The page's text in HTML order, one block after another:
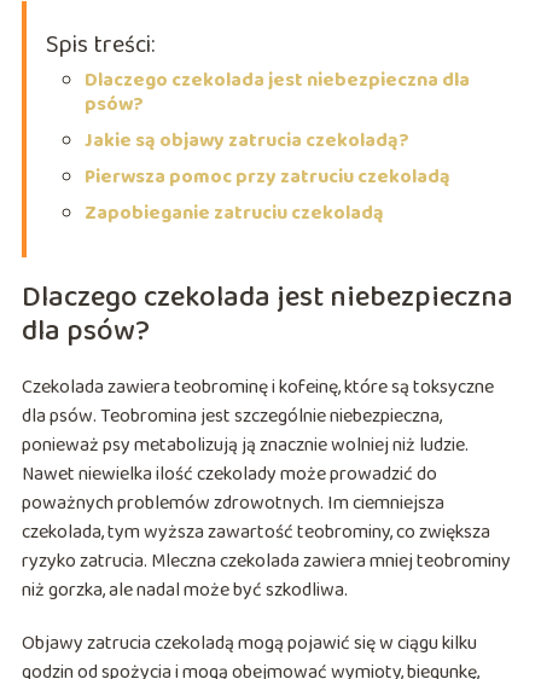
Spis treści:
Dlaczego czekolada jest niebezpieczna dla
psów?
Jakie są objawy zatrucia czekoladą?
Pierwsza pomoc przy zatruciu czekoladą
Zapobieganie zatruciu czekoladą
Dlaczego czekolada jest niebezpieczna
dla psów?
Czekolada zawiera teobrominę i kofeinę, które są toksyczne
dla psów. Teobromina jest szczególnie niebezpieczna,
ponieważ psy metabolizują ją znacznie wolniej niż ludzie.
Nawet niewielka ilość czekolady może prowadzić do
poważnych problemów zdrowotnych. Im ciemniejsza
czekolada, tym wyższa zawartość teobrominy, co zwiększa
ryzyko zatrucia. Mleczna czekolada zawiera mniej teobrominy
niż gorzka, ale nadal może być szkodliwa.
Objawy zatrucia czekoladą mogą pojawić się w ciągu kilku
godzin od spożycia i mogą obejmować wymioty, biegunkę,